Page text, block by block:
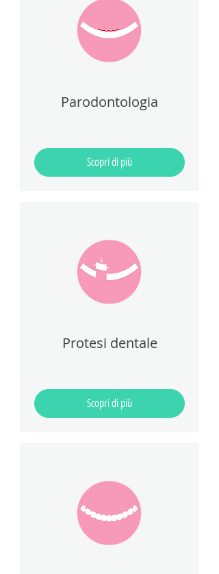
Parodontologia
Scopri di più
Protesi dentale
Scopri di più